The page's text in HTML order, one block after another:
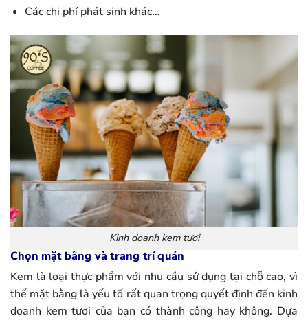
Các chi phí phát sinh khác…
Kinh doanh kem tươi
Chọn mặt bằng và trang trí quán
Kem là loại thực phẩm với nhu cầu sử dụng tại chỗ cao, vì
thế mặt bằng là yếu tố rất quan trọng quyết định đến kinh
doanh kem tươi của bạn có thành công hay không. Dựa